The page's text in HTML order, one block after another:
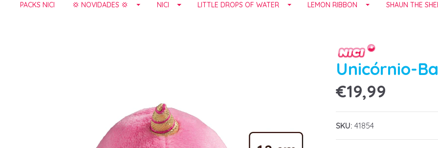
PACKS NICI 💢 NOVIDADES 💢 NICI LITTLE DROPS OF WATER LEMON RIBBON SHAUN THE
Unicórnio-
€19,99
SKU: 41854